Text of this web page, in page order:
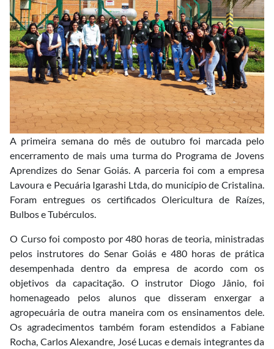
A primeira semana do mês de outubro foi marcada pelo
encerramento de mais uma turma do Programa de Jovens
Aprendizes do Senar Goiás. A parceria foi com a empresa
Lavoura e Pecuária Igarashi Ltda, do município de Cristalina.
Foram entregues os certificados Olericultura de Raízes,
Bulbos e Tubérculos.
O Curso foi composto por 480 horas de teoria, ministradas
pelos instrutores do Senar Goiás e 480 horas de prática
desempenhada dentro da empresa de acordo com os
objetivos da capacitação. O instrutor Diogo Jânio, foi
homenageado pelos alunos que disseram enxergar a
agropecuária de outra maneira com os ensinamentos dele.
Os agradecimentos também foram estendidos a Fabiane
Rocha, Carlos Alexandre, José Lucas e demais integrantes da